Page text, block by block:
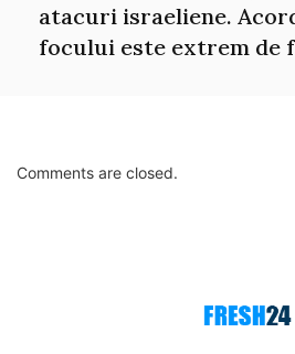
atacuri israeliene.
focului este extrem de
Comments are closed.